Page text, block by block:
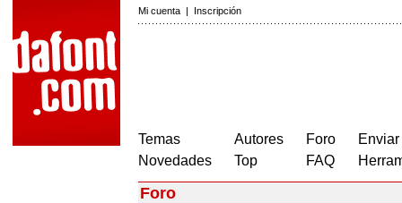
Mi cuenta | Inscripción
Temas
Novedades
Autores
Top
Foro
FAQ
Foro